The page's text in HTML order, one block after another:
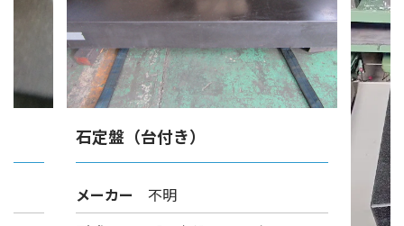
石定盤（台付き）
メーカー
不明